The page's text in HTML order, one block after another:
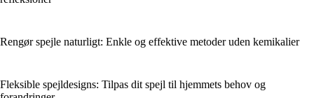
Rengør spejle naturligt: Enkle og effektive metoder uden kemikalier
Fleksible spejldesigns: Tilpas dit spejl til hjemmets behov og